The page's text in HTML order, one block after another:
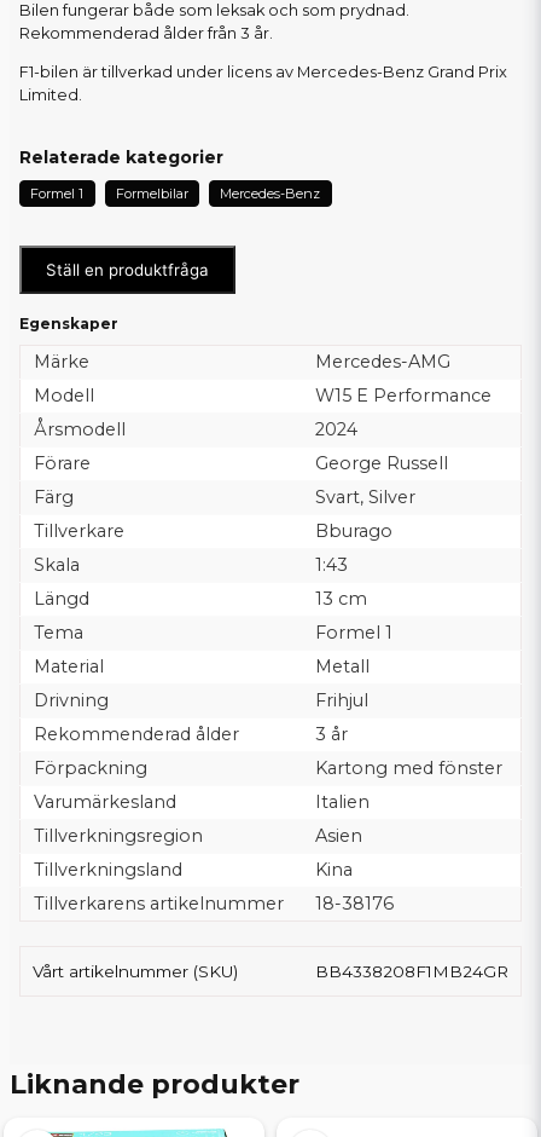
Bilen fungerar både som leksak och som prydnad.
Rekommenderad ålder från 3 år.
F1-bilen är tillverkad under licens av Mercedes-Benz Grand Prix
Limited.
Relaterade kategorier
Formel 1 Formelbilar Mercedes-Benz
Ställ en produktfråga
Egenskaper
Märke
Mercedes-AMG
Modell
W15 E Performance
Årsmodell
2024
Förare
George Russell
Färg
Svart, Silver
Tillverkare
Bburago
Skala
1:43
Längd
13 cm
Tema
Formel 1
Material
Metall
Drivning
Frihjul
Rekommenderad ålder
3 år
Förpackning
Kartong med fönster
Varumärkesland
Italien
Tillverkningsregion
Asien
Tillverkningsland
Kina
Tillverkarens artikelnummer
18-38176
Vårt artikelnummer (SKU) BB4338208F1MB24GR
Liknande produkter